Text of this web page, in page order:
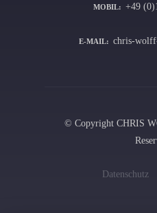
MOBIL: +49
E-MAIL: chris-
© Copyright CHRIS
Datenschutz